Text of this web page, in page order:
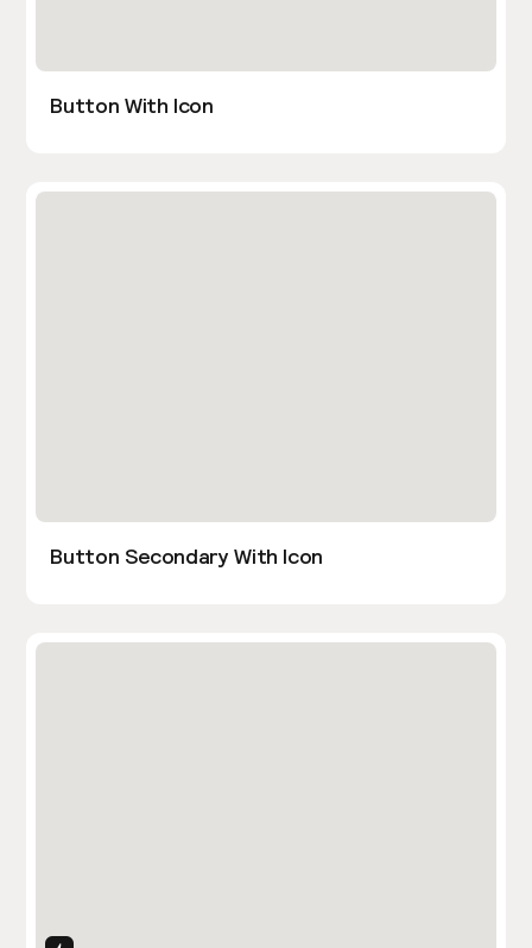
Button With Icon
Button Secondary With Icon